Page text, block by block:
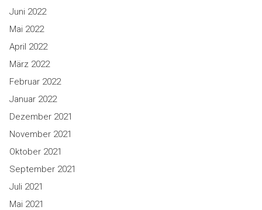
Juni 2022
Mai 2022
April 2022
März 2022
Februar 2022
Januar 2022
Dezember 2021
November 2021
Oktober 2021
September 2021
Juli 2021
Mai 2021